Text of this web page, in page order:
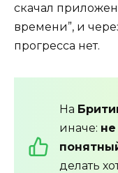
скачал
времени”, и
прогресса нет.
На
иначе:
делать